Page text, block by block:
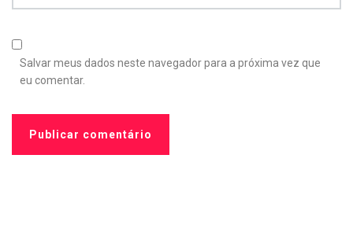
Salvar meus dados neste navegador para a próxima vez que
eu comentar.